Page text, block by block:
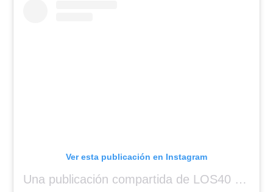
Ver esta publicación en Instagram
Una publicación compartida de LOS40 Panamá 🇵🇦 🎙️🎶 (@los40panama)